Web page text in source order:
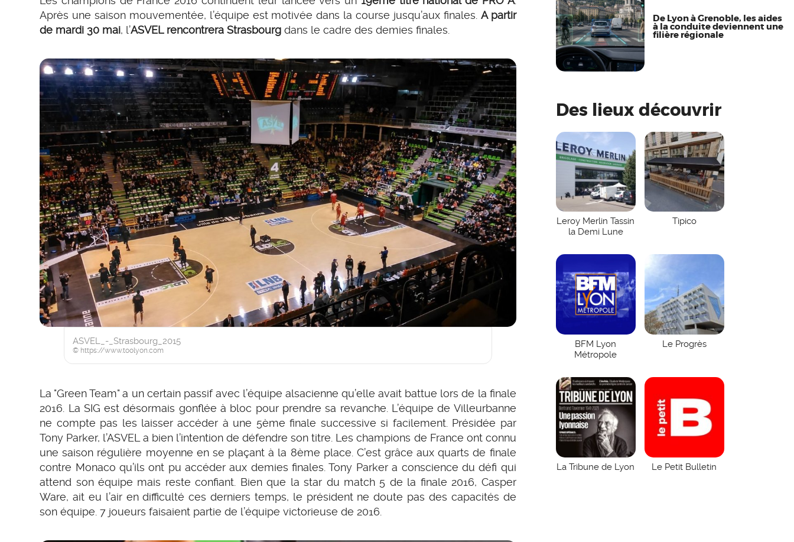
Après une saison mouvementée, l’équipe est motivée dans la course jusqu’aux finales. A partir
de mardi 30 mai, l’ASVEL rencontrera Strasbourg dans le cadre des demies finales.
ASVEL_-_Strasbourg_2015
© https://www.toolyon.com
La "Green Team" a un certain passif avec l’équipe alsacienne qu’elle avait battue lors de la finale
2016. La SIG est désormais gonflée à bloc pour prendre sa revanche. L’équipe de Villeurbanne
ne compte pas les laisser accéder à une 5ème finale successive si facilement. Présidée par
Tony Parker, l’ASVEL a bien l’intention de défendre son titre. Les champions de France ont connu
une saison régulière moyenne en se plaçant à la 8ème place. C’est grâce aux quarts de finale
contre Monaco qu’ils ont pu accéder aux demies finales. Tony Parker a conscience du défi qui
attend son équipe mais reste confiant. Bien que la star du match 5 de la finale 2016, Casper
Ware, ait eu l’air en difficulté ces derniers temps, le président ne doute pas des capacités de
son équipe. 7 joueurs faisaient partie de l’équipe victorieuse de 2016.
De Lyon à Grenoble, les aides
à la conduite deviennent une
filière régionale
Des lieux découvrir
Leroy Merlin Tassin
la Demi Lune
Tipico
BFM Lyon
Métropole
Le Progrès
La Tribune de Lyon Le Petit Bulletin